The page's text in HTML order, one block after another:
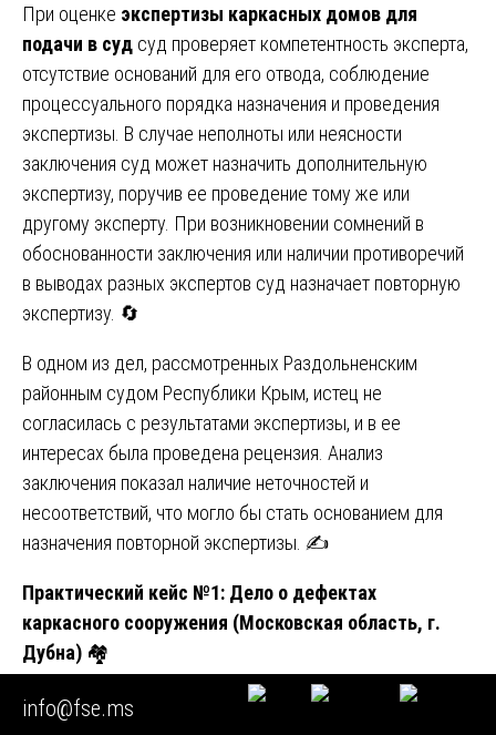
При оценке экспертизы каркасных домов для
подачи в суд суд проверяет компетентность эксперта,
отсутствие оснований для его отвода, соблюдение
процессуального порядка назначения и проведения
экспертизы. В случае неполноты или неясности
заключения суд может назначить дополнительную
экспертизу, поручив ее проведение тому же или
другому эксперту. При возникновении сомнений в
обоснованности заключения или наличии противоречий
в выводах разных экспертов суд назначает повторную
экспертизу. 🔄
В одном из дел, рассмотренных Раздольненским
районным судом Республики Крым, истец не
согласилась с результатами экспертизы, и в ее
интересах была проведена рецензия. Анализ
заключения показал наличие неточностей и
несоответствий, что могло бы стать основанием для
назначения повторной экспертизы. ✍️
Практический кейс №1: Дело о дефектах
каркасного сооружения (Московская область, г.
Дубна) 🏘️
Определением от 25 апреля 2025 г. Дубненский
info@fse.ms